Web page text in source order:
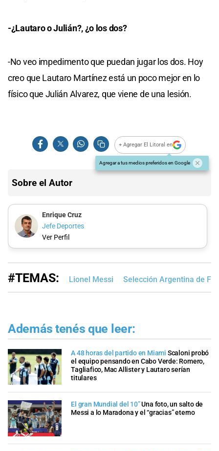
-¿Lautaro o Julián?, ¿o los dos?
-No veo impedimento que puedan jugar los dos. Hoy
creo que Lautaro Martínez está un poco mejor en lo
físico que Julián Alvarez, que viene de una lesión.
+ Agregar El Litoral en
Agregar a tus medios preferidos en Google
Sobre el Autor
Enrique Cruz
Jefe Deportes
Ver Perfil
#TEMAS: Lionel Messi Selección Argentina de
Además tenés que leer:
A 48 horas del partido en Miami Scaloni probó
el equipo pensando en Cabo Verde: Romero,
Tagliafico, Mac Allister y Lautaro serían
titulares
El gran Mundial del 10”Una foto, un salto de
Messi a lo Maradona y el “gracias” eterno